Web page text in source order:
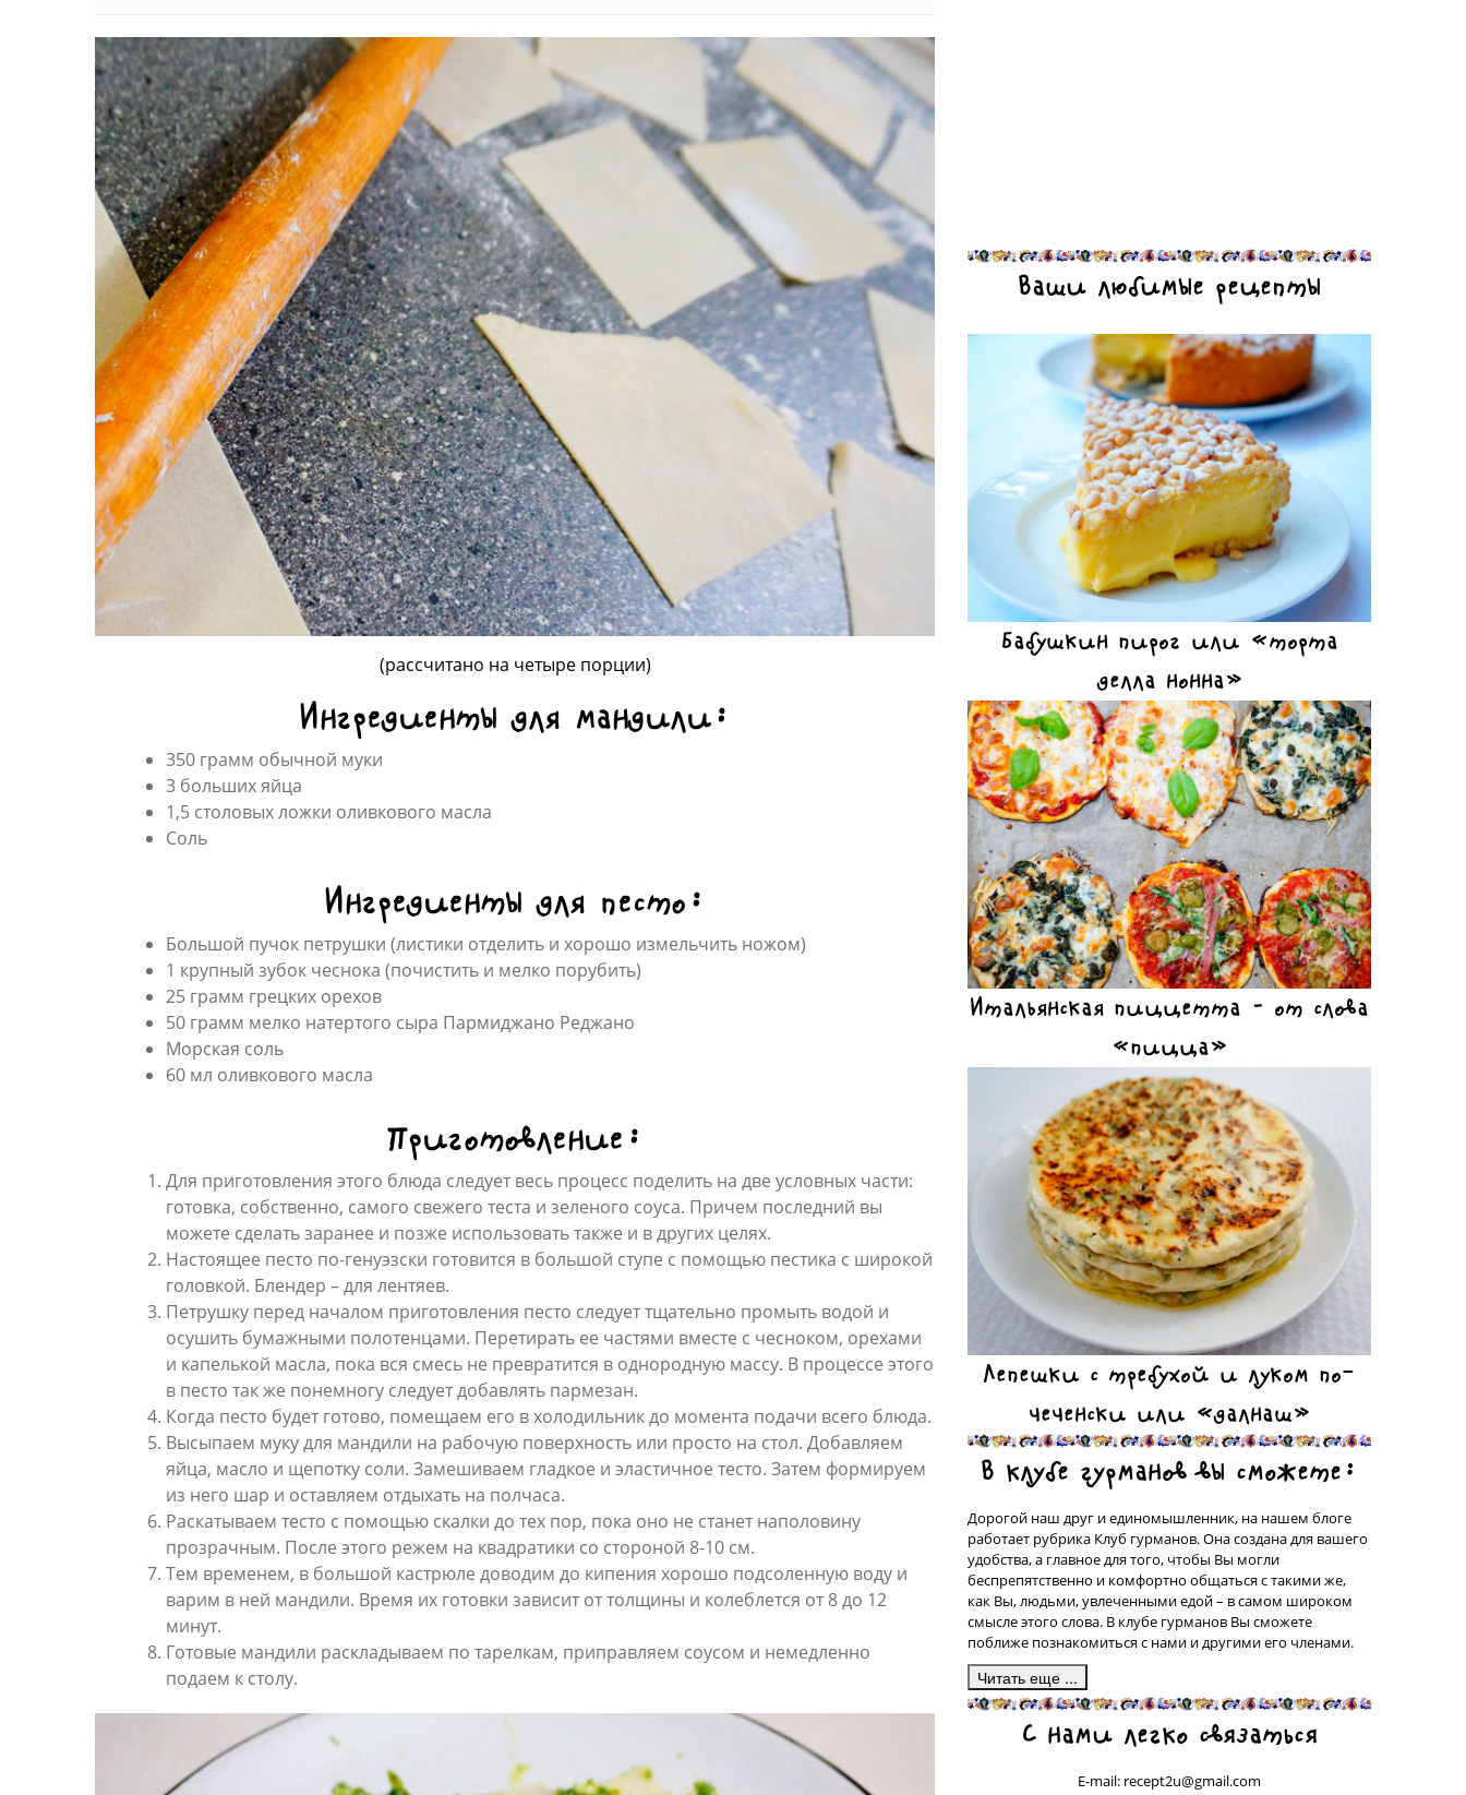
(рассчитано на четыре порции)
Ингредиенты для мандили:
350 грамм обычной муки
3 больших яйца
1,5 столовых ложки оливкового масла
Соль
Ингредиенты для песто:
Большой пучок петрушки (листики отделить и хорошо измельчить ножом)
1 крупный зубок чеснока (почистить и мелко порубить)
25 грамм грецких орехов
50 грамм мелко натертого сыра Пармиджано Реджано
Морская соль
60 мл оливкового масла
Приготовление:
Для приготовления этого блюда следует весь процесс поделить на две условных части:
готовка, собственно, самого свежего теста и зеленого соуса. Причем последний вы
можете сделать заранее и позже использовать также и в других целях.
Настоящее песто по-генуэзски готовится в большой ступе с помощью пестика с широкой
головкой. Блендер – для лентяев.
Петрушку перед началом приготовления песто следует тщательно промыть водой и
осушить бумажными полотенцами. Перетирать ее частями вместе с чесноком, орехами
и капелькой масла, пока вся смесь не превратится в однородную массу. В процессе этого
в песто так же понемногу следует добавлять пармезан.
Когда песто будет готово, помещаем его в холодильник до момента подачи всего блюда.
Высыпаем муку для мандили на рабочую поверхность или просто на стол. Добавляем
яйца, масло и щепотку соли. Замешиваем гладкое и эластичное тесто. Затем формируем
из него шар и оставляем отдыхать на полчаса.
Раскатываем тесто с помощью скалки до тех пор, пока оно не станет наполовину
прозрачным. После этого режем на квадратики со стороной 8-10 см.
Тем временем, в большой кастрюле доводим до кипения хорошо подсоленную воду и
варим в ней мандили. Время их готовки зависит от толщины и колеблется от 8 до 12
минут.
Готовые мандили раскладываем по тарелкам, приправляем соусом и немедленно
подаем к столу.
Ваши любимые рецепты
Бабушкин пирог или «торта
делла нонна»
Итальянская пиццетта – от слова
«пицца»
Лепешки с требухой и луком по-
чеченски или «далнаш»
В клубе гурманов вы сможете:
Дорогой наш друг и единомышленник, на нашем блоге
работает рубрика Клуб гурманов. Она создана для вашего
удобства, а главное для того, чтобы Вы могли
беспрепятственно и комфортно общаться с такими же,
как Вы, людьми, увлеченными едой – в самом широком
смысле этого слова. В клубе гурманов Вы сможете
поближе познакомиться с нами и другими его членами.
Здесь, в подрубрике «Сделано на моей кухне» у вас будет
прекрасная возможность поделиться со всеми рецептами
блюд, которые были сделаны вашими собственными
рецепт с фотографией приготовленного Вами блюда
С нами легко связаться
E-mail: recept2u@gmail.com